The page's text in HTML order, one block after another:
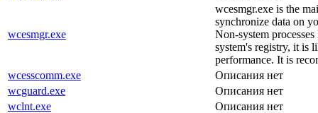
wcesmgr.exe
wcesmgr.exe is the
synchronize data on
Non-system
system's registry, it is
performance. It is
wcesscomm.exe
Описания нет
wcguard.exe
Описания нет
wclnt.exe
Описания нет